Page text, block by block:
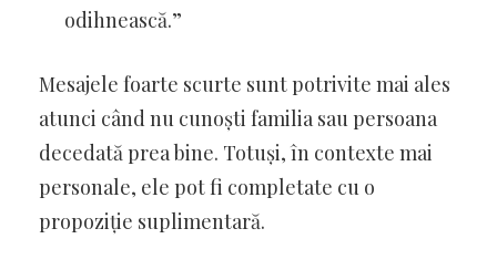
odihnească.”
Mesajele foarte scurte sunt potrivite mai ales
atunci când nu cunoști familia sau persoana
decedată prea bine. Totuși, în contexte mai
personale, ele pot fi completate cu o
propoziție suplimentară.